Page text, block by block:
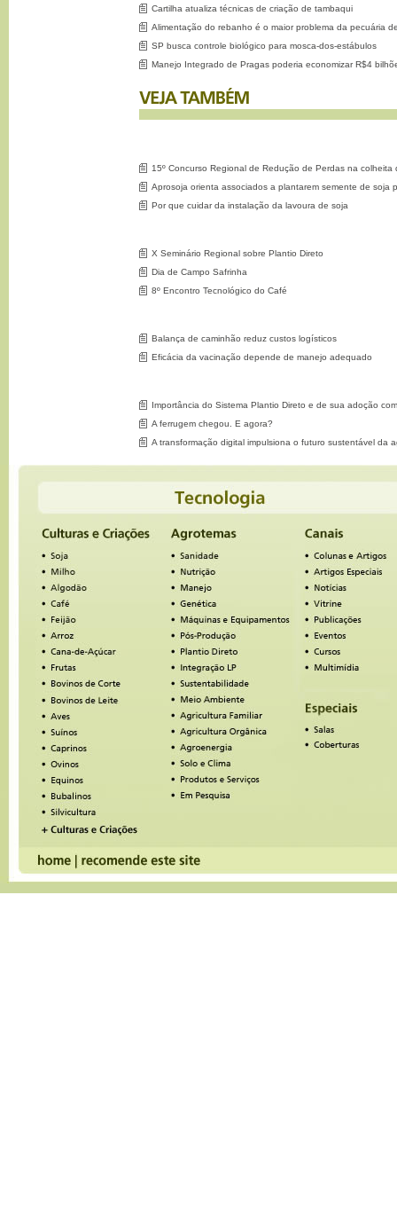
Cartilha atualiza técnicas de criação de tambaqui
Alimentação do rebanho é o maior problema da pecuária
SP busca controle biológico para mosca-dos-estábulos
Manejo Integrado de Pragas poderia economizar R$4
15º Concurso Regional de Redução de Perdas na
Aprosoja orienta associados a plantarem semente de soja
Por que cuidar da instalação da lavoura de soja
X Seminário Regional sobre Plantio Direto
Dia de Campo Safrinha
8º Encontro Tecnológico do Café
Balança de caminhão reduz custos logísticos
Eficácia da vacinação depende de manejo adequado
Importância do Sistema Plantio Direto e de sua adoção
A ferrugem chegou. E agora?
A transformação digital impulsiona o futuro sustentável da